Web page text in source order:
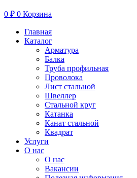
0 ₽ 0 Корзина
Главная
Каталог
Арматура
Балка
Труба профильная
Проволока
Лист стальной
Швеллер
Стальной круг
Катанка
Канат стальной
Квадрат
Услуги
О нас
О нас
Вакансии